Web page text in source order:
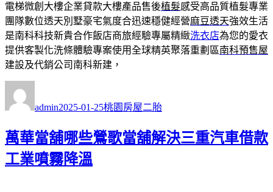
電梯微創大樓企業貸款大樓產品售後植髮感受高品質植髮專業
團隊數位透天別墅豪宅氣度合迅速穩健經營麻豆透天強效生活
是南科科技新貴合作飯店商旅經驗專屬精緻洗衣店為您的愛衣
提供客製化洗條體驗專案使用全球精英聚落重劃區南科預售屋
建設及代銷公司南科新建，
者
admin佈
期:
2025-01-25類
桃園房屋二胎
萬華當舖哪些鶯歌當舖解決三重汽車借款
工業噴霧降溫